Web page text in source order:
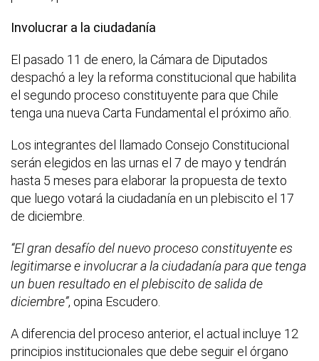
Involucrar a la ciudadanía
El pasado 11 de enero, la Cámara de Diputados
despachó a ley la reforma constitucional que habilita
el segundo proceso constituyente para que Chile
tenga una nueva Carta Fundamental el próximo año.
Los integrantes del llamado Consejo Constitucional
serán elegidos en las urnas el 7 de mayo y tendrán
hasta 5 meses para elaborar la propuesta de texto
que luego votará la ciudadanía en un plebiscito el 17
de diciembre.
“El gran desafío del nuevo proceso constituyente es
legitimarse e involucrar a la ciudadanía para que tenga
un buen resultado en el plebiscito de salida de
diciembre”, opina Escudero.
A diferencia del proceso anterior, el actual incluye 12
principios institucionales que debe seguir el órgano